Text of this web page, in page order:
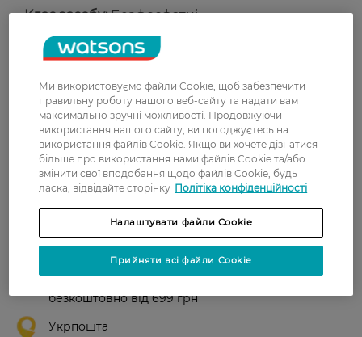
Клас засобу:Безфосфатні
Країна-виробник:Чехія
Рейтинг та відгуки
0
З 0 відгуків
0 відгуків
Нова пошта
безкоштовно від 699 грн
Укрпошта
Ми використовуємо файли Cookie, щоб забезпечити
правильну роботу нашого веб-сайту та надати вам
максимально зручні можливості. Продовжуючи
використання нашого сайту, ви погоджуєтесь на
використання файлів Cookie. Якщо ви хочете дізнатися
більше про використання нами файлів Cookie та/або
змінити свої вподобання щодо файлів Cookie, будь
ласка, відвідайте сторінку Політіка конфіденційності
Налаштувати файли Cookie
Прийняти всі файли Cookie